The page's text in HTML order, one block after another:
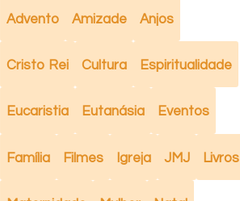
Advento Amizade Anjos
Cristo Rei Cultura Espiritualidade
Eucaristia Eutanásia Eventos
Família Filmes Igreja JMJ Livros